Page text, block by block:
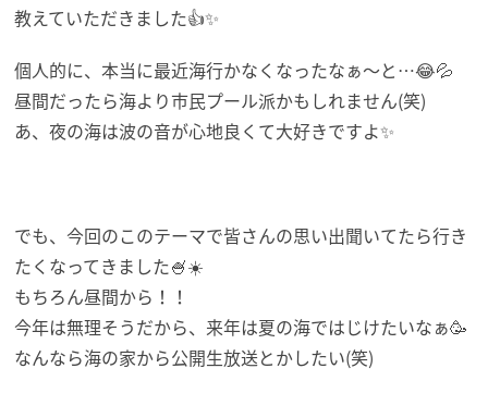
教えていただきました👍✨
個人的に、本当に最近海行かなくなったなぁ～と…😂💦
昼間だったら海より市民プール派かもしれません(笑)
あ、夜の海は波の音が心地良くて大好きですよ✨
でも、今回のこのテーマで皆さんの思い出聞いてたら行き
たくなってきました🍧☀️
もちろん昼間から！！
今年は無理そうだから、来年は夏の海ではじけたいなぁ🥳
なんなら海の家から公開生放送とかしたい(笑)